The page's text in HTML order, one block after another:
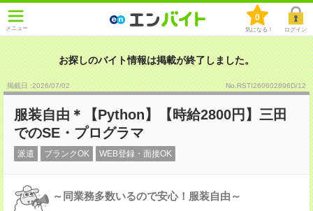
メニュー
0
気になる！ ログイン
お探しのバイト情報は掲載が終了しました。
掲載日 :2026/07/02 No.RSTI260602896D/12
服装自由＊【Python】【時給2800円】三田
でのSE・プログラマ
派遣 ブランクOK WEB登録・面接OK
～同業務多数いるので安心！服装自由～